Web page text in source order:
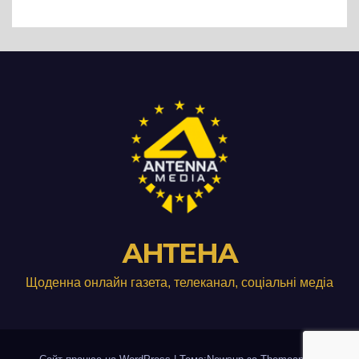
АНТЕНА
Щоденна онлайн газета, телеканал, соціальні медіа